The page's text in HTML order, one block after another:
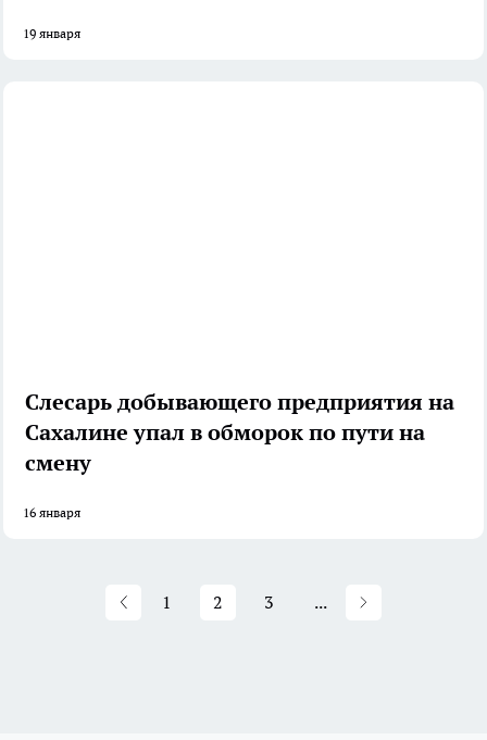
19 января
Слесарь добывающего предприятия на
Сахалине упал в обморок по пути на
смену
16 января
1 2 3 ...